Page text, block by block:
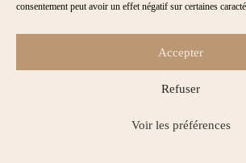
consentement peut avoir un effet négatif sur certaines
Accepter
Refuser
Voir les préférences